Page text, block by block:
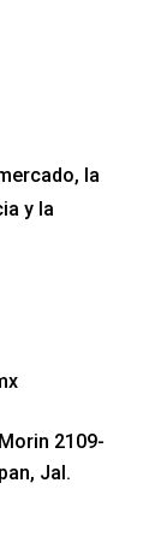
la
y la
2109-
Jal.